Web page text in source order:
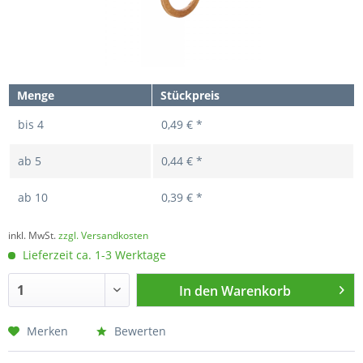
Menge
Stückpreis
bis 4 0,49 € *
ab 5 0,44 € *
ab 10 0,39 € *
inkl. MwSt.zzgl. Versandkosten
Lieferzeit ca. 1-3 Werktage
In den Warenkorb
Merken Bewerten